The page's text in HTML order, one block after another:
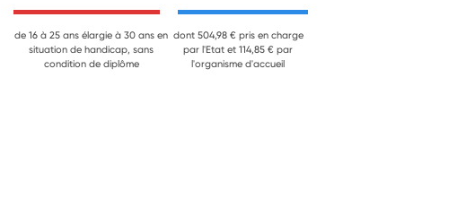
de 16 à 25 ans élargie à 30 ans en
situation de handicap, sans
condition de diplôme
dont 504,98 € pris en charge
par l'Etat et 114,85 € par
l'organisme d'accueil